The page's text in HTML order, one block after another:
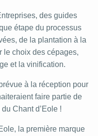
des guides
étape du processus
de la plantation à la
le choix des cépages,
et la vinification.
à la réception pour
faire partie de
Chant d’Eole !
la première marque